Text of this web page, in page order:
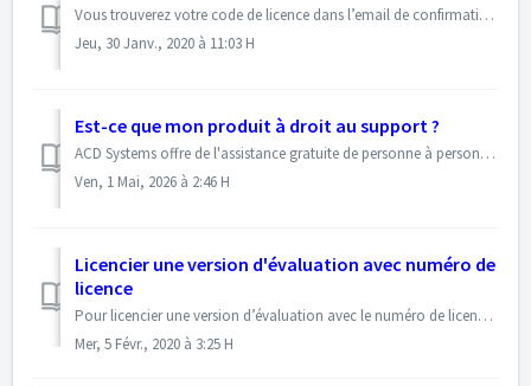
Vous trouverez votre code de licence dans l’email de confirmation d’ACD Systems ou dans l’email de confirmation de la commande du magasin en ligne de notre ...
Jeu, 30 Janv., 2020 à 11:03 H
Est-ce que mon produit à droit au support ?
ACD Systems offre de l'assistance gratuite de personne à personne pour les produits courants ainsi que les deux versions précédentes. De plus, ACD offre...
Ven, 1 Mai, 2026 à 2:46 H
Licencier une version d'évaluation avec numéro de
licence
Pour licencier une version d’évaluation avec le numéro de licence pour ACDSee : Lancez ACDSee. Cliquez sur Aide | Saisir un code de licence. Saisissez l...
Mer, 5 Févr., 2020 à 3:25 H